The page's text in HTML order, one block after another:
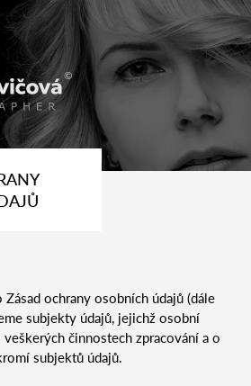
ochrany osobních údajů (dále
subjekty údajů, jejichž osobní
veškerých činnostech zpracování a o
subjektů údajů.